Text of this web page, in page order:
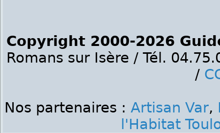
Copyright 2000-2026
Romans sur Isère / Tél.
/
Nos partenaires : Artisan Var,
l'Habitat